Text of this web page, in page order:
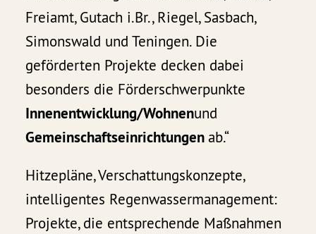
Freiamt, Gutach i.Br., Riegel, Sasbach,
Simonswald und Teningen. Die
geförderten Projekte decken dabei
besonders die Förderschwerpunkte
Innenentwicklung/Wohnenund
Gemeinschaftseinrichtungenab.“
Hitzepläne, Verschattungskonzepte,
intelligentes Regenwassermanagement:
Projekte, die entsprechende Maßnahmen